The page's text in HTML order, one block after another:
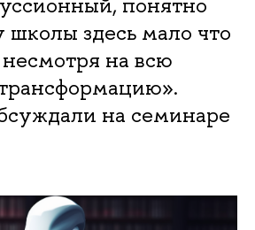
школы здесь мало что
на всю
на семинаре